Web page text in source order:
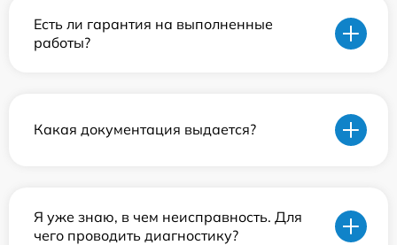
Есть ли гарантия на выполненные
работы?
Какая документация выдается?
Я уже знаю, в чем неисправность. Для
чего проводить диагностику?